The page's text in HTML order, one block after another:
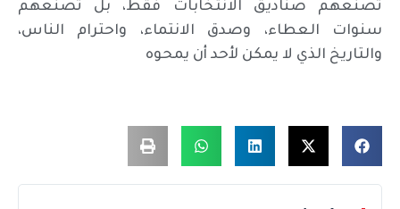
تصنعهم صناديق الانتخابات فقط، بل تصنعهم
سنوات العطاء، وصدق الانتماء، واحترام الناس،
والتاريخ الذي لا يمكن لأحد أن يمحوه